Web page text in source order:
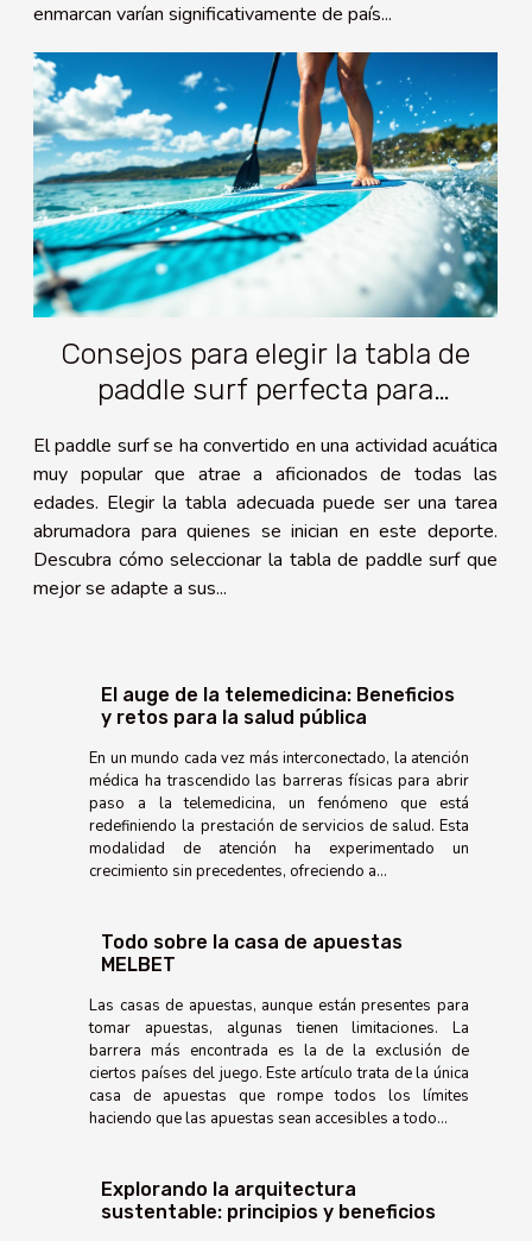
enmarcan varían significativamente de país...
Consejos para elegir la tabla de
paddle surf perfecta para
El paddle surf se ha convertido en una actividad acuática
muy popular que atrae a aficionados de todas las
edades. Elegir la tabla adecuada puede ser una tarea
abrumadora para quienes se inician en este deporte.
Descubra cómo seleccionar la tabla de paddle surf que
mejor se adapte a sus...
El auge de la telemedicina: Beneficios
y retos para la salud pública
En un mundo cada vez más interconectado, la atención
médica ha trascendido las barreras físicas para abrir
paso a la telemedicina, un fenómeno que está
redefiniendo la prestación de servicios de salud. Esta
modalidad de atención ha experimentado un
crecimiento sin precedentes, ofreciendo a...
Todo sobre la casa de apuestas
MELBET
Las casas de apuestas, aunque están presentes para
tomar apuestas, algunas tienen limitaciones. La
barrera más encontrada es la de la exclusión de
ciertos países del juego. Este artículo trata de la única
casa de apuestas que rompe todos los límites
haciendo que las apuestas sean accesibles a todo...
Explorando la arquitectura
sustentable: principios y beneficios